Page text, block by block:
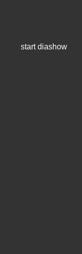
start diashow